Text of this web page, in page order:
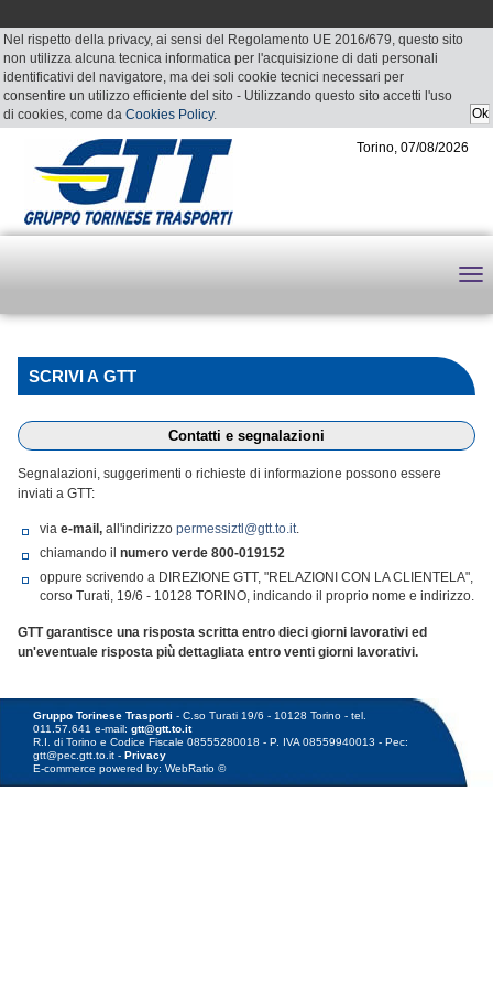
Nel rispetto della privacy, ai sensi del Regolamento UE 2016/679, questo sito
non utilizza alcuna tecnica informatica per l'acquisizione di dati personali
identificativi del navigatore, ma dei soli cookie tecnici necessari per
consentire un utilizzo efficiente del sito - Utilizzando questo sito accetti l'uso
di cookies, come da Cookies Policy.
Torino, 07/08/2026
SCRIVI A GTT
Contatti e segnalazioni
Segnalazioni, suggerimenti o richieste di informazione possono essere
inviati a GTT:
via e-mail, all'indirizzo permessiztl@gtt.to.it.
chiamando il numero verde 800-019152
oppure scrivendo a DIREZIONE GTT, "RELAZIONI CON LA CLIENTELA",
corso Turati, 19/6 - 10128 TORINO, indicando il proprio nome e indirizzo.
GTT garantisce una risposta scritta entro dieci giorni lavorativi ed
un'eventuale risposta più dettagliata entro venti giorni lavorativi.
Gruppo Torinese Trasporti - C.so Turati 19/6 - 10128 Torino - tel.
011.57.641 e-mail:gtt@gtt.to.it
R.I. di Torino e Codice Fiscale 08555280018 - P. IVA 08559940013 - Pec:
gtt@pec.gtt.to.it -Privacy
E-commerce powered by: WebRatio ©